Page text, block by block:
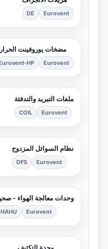
Eurovent
DE
مضخات يوروفينت الحرارية
Eurovent
Eurovent-HP
ملفات التبريد والتدفئة
Eurovent
COIL
نظام السوائل المزدوج
Eurovent
DFS
وحدات معالجة الهواء - صحية
Eurovent
HAHU